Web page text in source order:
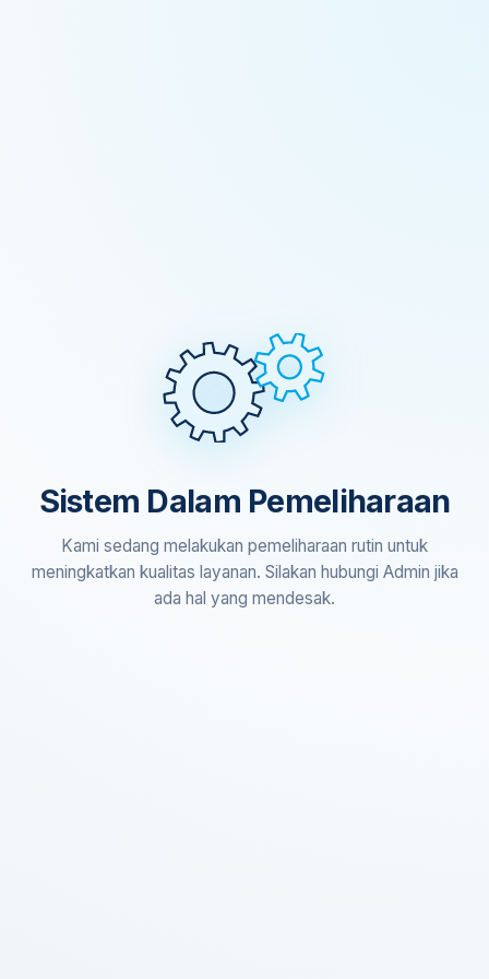
Sistem Dalam Pemeliharaan
Kami sedang melakukan pemeliharaan rutin untuk
meningkatkan kualitas layanan. Silakan hubungi Admin jika
ada hal yang mendesak.